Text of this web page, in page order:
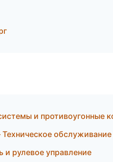
и противоугонные
обслуживание
и рулевое управление